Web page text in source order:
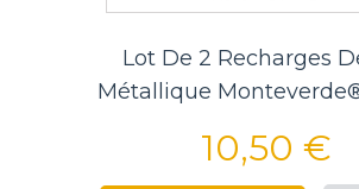
Lot De 2 Recharges
Métallique
10,50 €